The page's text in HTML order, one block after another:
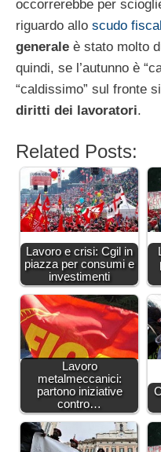
occorrerebbe per
riguardo allo scudo
generale è stato molto
quindi, se l’autunno è
“caldissimo” sul fronte
diritti dei lavoratori.
Related Posts:
Lavoro e crisi: Cgil in
piazza per consumi e
investimenti
Lavoro
metalmeccanici:
partono iniziative
contro…